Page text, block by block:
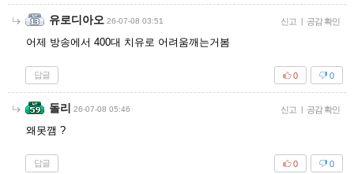
유로디아오 26-07-08 03:51 신고 | 공감 확인
어제 방송에서 400대 치유로 어려움깨는거봄
답글 0
0
돌리 26-07-08 05:46 신고 | 공감 확인
왜못깸 ?
답글 0
0